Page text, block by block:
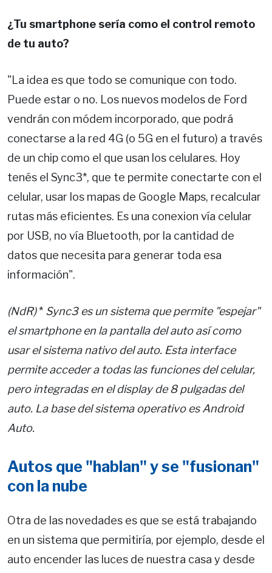
¿Tu smartphone sería como el control remoto
de tu auto?
"La idea es que todo se comunique con todo.
Puede estar o no. Los nuevos modelos de Ford
vendrán con módem incorporado, que podrá
conectarse a la red 4G (o 5G en el futuro) a través
de un chip como el que usan los celulares. Hoy
tenés el Sync3*, que te permite conectarte con el
celular, usar los mapas de Google Maps, recalcular
rutas más eficientes. Es una conexion vía celular
por USB, no vía Bluetooth, por la cantidad de
datos que necesita para generar toda esa
información".
(NdR)* Sync3 es un sistema que permite "espejar"
el smartphone en la pantalla del auto así como
usar el sistema nativo del auto. Esta interface
permite acceder a todas las funciones del celular,
pero integradas en el display de 8 pulgadas del
auto. La base del sistema operativo es Android
Auto.
Autos que "hablan" y se "fusionan"
con la nube
Otra de las novedades es que se está trabajando
en un sistema que permitiría, por ejemplo, desde el
auto encender las luces de nuestra casa y desde